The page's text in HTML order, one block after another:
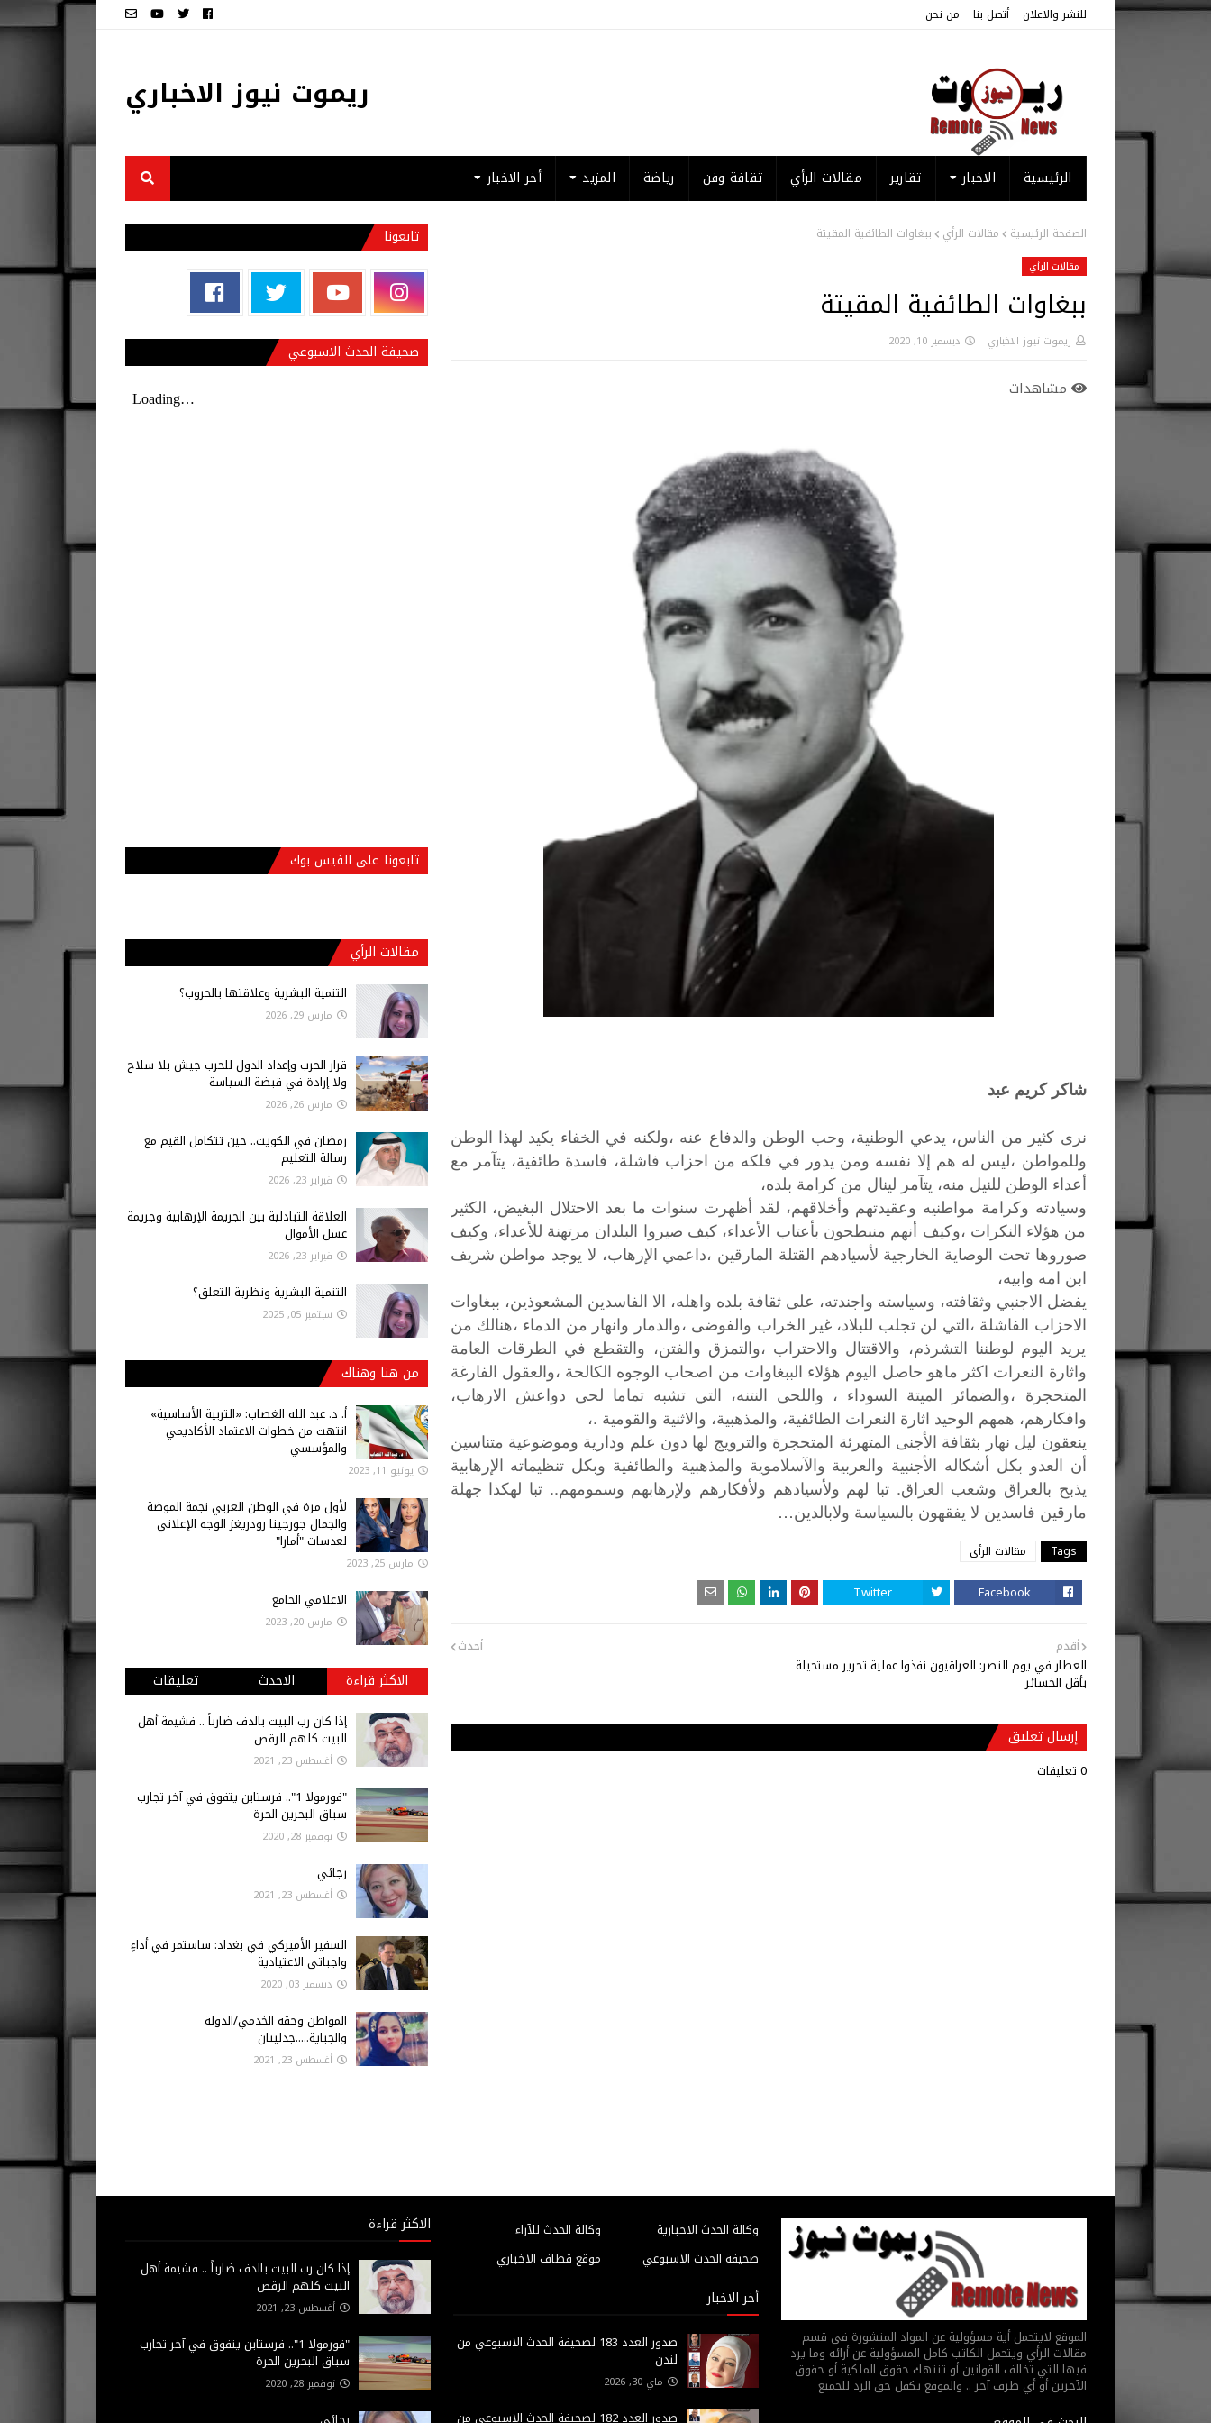
للنشر والاعلان أتصل بنا من نحن
ريموت نيوز الاخباري
الرئيسية الاخبار تقارير مقالات الرأي ثقافة وفن رياضة المزيد أخر الاخبار
الصفحة الرئيسية مقالات الرأي ببغاوات الطائفية المقيتة
مقالات الرأي
ببغاوات الطائفية المقيتة
ريموت نيوز الاخباري ديسمبر 10, 2020
مشاهدات
شاكر كريم عبد
نرى كثير من الناس، يدعي الوطنية، وحب الوطن والدفاع عنه ،ولكنه في الخفاء يكيد لهذا الوطن
وللمواطن ،ليس له هم إلا نفسه ومن يدور في فلكه من احزاب فاشلة، فاسدة طائفية، يتآمر مع
أعداء الوطن للنيل منه، يتآمر لينال من كرامة بلده،
وسيادته وكرامة مواطنيه وعقيدتهم وأخلاقهم، لقد أظهرت سنوات ما بعد الاحتلال البغيض، الكثير
من هؤلاء النكرات ،وكيف أنهم منبطحون بأعتاب الأعداء، كيف صيروا البلدان مرتهنة للأعداء، وكيف
صوروها تحت الوصاية الخارجية لأسيادهم القتلة المارقين ،داعمي الإرهاب، لا يوجد مواطن شريف
ابن امه وابيه،
يفضل الاجنبي وثقافته، وسياسته واجندته، على ثقافة بلده واهله، الا الفاسدين المشعوذين، ببغاوات
الاحزاب الفاشلة ،التي لن تجلب للبلاد، غير الخراب والفوضى ،والدمار وانهار من الدماء ،هنالك من
يريد اليوم لوطننا التشرذم، والاقتتال والاحتراب ،والتمزق والفتن، والتقطع في الطرقات العامة
واثارة النعرات اكثر ماهو حاصل اليوم هؤلاء الببغاوات من اصحاب الوجوه الكالحة ،والعقول الفارغة
المتحجرة ،والضمائر الميتة السوداء ، واللحى النتنه، التي تشبه تماما لحى دواعش الارهاب،
وافكارهم، همهم الوحيد اثارة النعرات الطائفية، والمذهبية، والاثنية والقومية .،
ينعقون ليل نهار بثقافة الأجنى المتهرئة المتحجرة والترويج لها دون علم ودارية وموضوعية متناسين
أن
العدو بكل أشكاله الأجنبية والعربية والآسلاموية والمذهبية والطائفية وبكل تنظيماته
الإرهابية
يذبح بالعراق وشعب العراق.تبا لهم ولأسيادهم ولأفكارهم ولإرهابهم وسمومهم..تبا لهكذا
جهلة
مارقين فاسدين لا يفقهون بالسياسة ولابالدين…
Tags مقالات الرأي
Facebook
Twitter
أحدث أقدم
العطار في يوم النصر: العراقيون نفذوا عملية تحرير مستحيلة
بأقل الخسائر
إرسال تعليق
0 تعليقات
تابعونا
صحيفة الحدث الاسبوعي
تابعونا على الفيس بوك
مقالات الرأي
التنمية البشرية وعلاقتها بالحروب؟
مارس 29, 2026
قرار الحرب وإعداد الدول للحرب جيش بلا سلاح
ولا إرادة في قبضة السياسة
مارس 26, 2026
رمضان في الكويت.. حين تتكامل القيم مع
رسالة التعليم
فبراير 23, 2026
العلاقة التبادلية بين الجريمة الإرهابية وجريمة
غسل الأموال
فبراير 23, 2026
التنمية البشرية ونظرية التعلق؟
سبتمبر 05, 2025
من هنا وهناك
أ‌. د. عبد الله الغصاب: «التربية الأساسية»
انتهت من خطوات الاعتماد الأكاديمي
والمؤسسي
يونيو 11, 2023
لأول مرة في الوطن العربي نجمة الموضة
والجمال جورجينا رودريغز الوجه الإعلاني
لعدسات "أمارا"
مارس 25, 2023
الاعلامي الجامع
مارس 20, 2023
الاكثر قراءة الاحدث تعليقات
إذا كان رب البيت بالدف ضارباً .. فشيمة أهل
البيت كلهم الرقص
أغسطس 23, 2021
"فورمولا 1".. فرستابن يتفوق في آخر تجارب
سباق البحرين الحرة
نوفمبر 28, 2020
رجائي
أغسطس 23, 2021
السفير الأميركي في بغداد: ساستمر في أداءِ
واجباتي الاعتيادية
ديسمبر 03, 2020
المواطن وحقه الخدمي/الدولة
والجباية.....جدليتان
أغسطس 23, 2021
الموقع لايتحمل أية مسؤولية عن المواد المنشورة في قسم
مقالات الرأي ويتحمل الكاتب كامل المسؤولية عن أرائه وما يرد
فيها التي تخالف القوانين أو تنتهك حقوق الملكية أو حقوق
الآخرين أو أي طرف آخر .. والموقع يكفل حق الرد للجميع
وكالة الحدث للآراء
وكالة الحدث الاخبارية
موقع قطاف الاخباري
صحيفة الحدث الاسبوعي
أخر الاخبار
صدور العدد 183 لصحيفة الحدث الاسبوعي من
لندن
ماي 30, 2026
صدور العدد 182 لصحيفة الحدث الاسبوعي من
الاكثر قراءة
إذا كان رب البيت بالدف ضارباً .. فشيمة أهل
البيت كلهم الرقص
أغسطس 23, 2021
"فورمولا 1".. فرستابن يتفوق في آخر تجارب
سباق البحرين الحرة
نوفمبر 28, 2020